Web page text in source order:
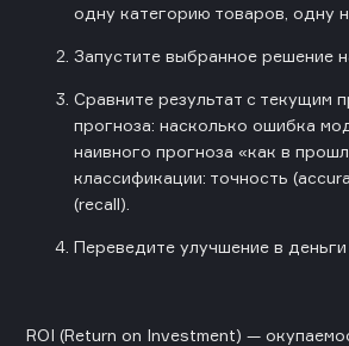
одну категорию товаров, одну
Запустите выбранное решение
Сравните результат с текущим
прогноза: насколько ошибка
наивного прогноза «как в
классификации: точность
(recall).
Переведите улучшение в деньги
ROI (Return on Investment) —